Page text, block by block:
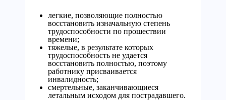
легкие, позволяющие полностью
восстановить изначальную степень
трудоспособности по прошествии
времени;
тяжелые, в результате которых
трудоспособность не удается
восстановить полностью, поэтому
работнику присваивается
инвалидность;
смертельные, заканчивающиеся
летальным исходом для пострадавшего.